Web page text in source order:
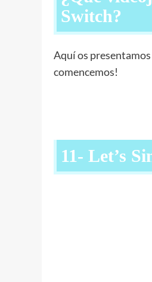
Switch?
Aquí os
comencemos!
11- Let’s